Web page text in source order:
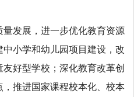
发展，进一步优化教育资源
小学和幼儿园项目建设，改
好型学校；深化教育改革创
推进国家课程校本化、校本